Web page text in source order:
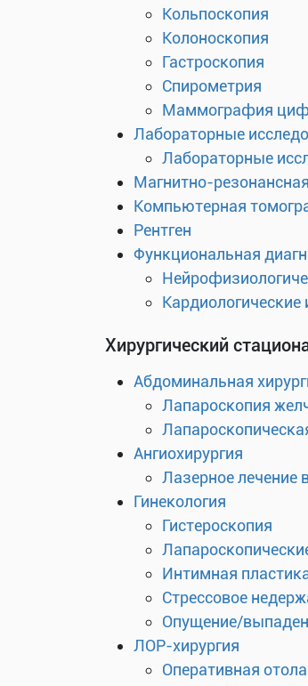
Кольпоскопия
Колоноскопия
Гастроскопия
Спирометрия
Маммография
Лабораторные
Лабораторные
Магнитно-
Компьютерная
Рентген
Функциональная
Кардиологические
Хирургический
Абдоминальная
Лапароскопия
Ангиохирургия
Лазерное лечение
Гинекология
Гистероскопия
Интимная
Стрессовое
Опущение/
ЛОР-хирургия
Оперативная